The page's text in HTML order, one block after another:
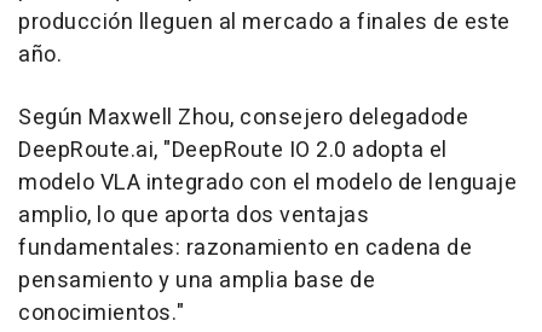
producción lleguen al mercado a finales de este
año.
Según Maxwell Zhou, consejero delegadode
DeepRoute.ai, "DeepRoute IO 2.0 adopta el
modelo VLA integrado con el modelo de lenguaje
amplio, lo que aporta dos ventajas
fundamentales: razonamiento en cadena de
pensamiento y una amplia base de
conocimientos."